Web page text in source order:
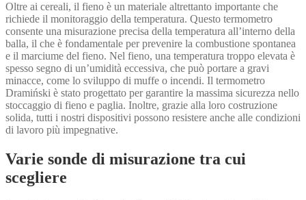
Oltre ai cereali, il fieno è un materiale altrettanto importante che
richiede il monitoraggio della temperatura. Questo termometro
consente una misurazione precisa della temperatura all’interno della
balla, il che è fondamentale per prevenire la combustione spontanea
e il marciume del fieno. Nel fieno, una temperatura troppo elevata è
spesso segno di un’umidità eccessiva, che può portare a gravi
minacce, come lo sviluppo di muffe o incendi. Il termometro
Dramiński è stato progettato per garantire la massima sicurezza nello
stoccaggio di fieno e paglia. Inoltre, grazie alla loro costruzione
solida, tutti i nostri dispositivi possono resistere anche alle condizioni
di lavoro più impegnative.
Varie sonde di misurazione tra cui
scegliere